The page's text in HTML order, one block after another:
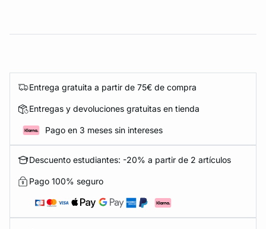
Entrega gratuita a partir de 75€ de compra
Entregas y devoluciones gratuitas en tienda
Pago en 3 meses sin intereses
Descuento estudiantes: -20% a partir de 2 artículos
Pago 100% seguro